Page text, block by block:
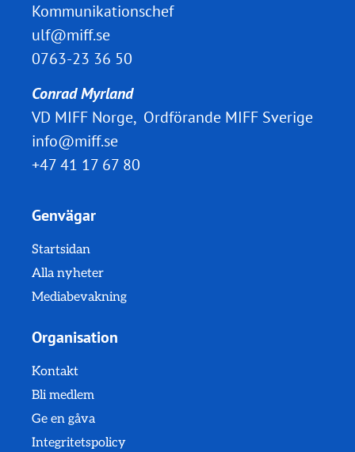
Kommunikationschef
ulf@miff.se
0763-23 36 50
Conrad Myrland
VD MIFF Norge, Ordförande MIFF Sverige
info@miff.se
+47 41 17 67 80
Genvägar
Startsidan
Alla nyheter
Mediabevakning
Organisation
Kontakt
Bli medlem
Ge en gåva
Integritetspolicy